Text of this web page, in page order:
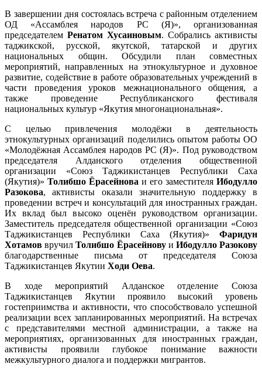
В завершении дня состоялась встреча с районным отделением
ОД «Ассамблея народов РС (Я)», организованная
председателем Ренатом Хусаиновым. Собрались активисты
таджикской, русской, якутской, татарской и других
национальных общин. Обсудили план совместных
мероприятий, направленных на этнокультурное и духовное
развитие, содействие в работе образовательных учреждений в
части проведения уроков межнационального общения, а
также проведение Республиканского фестиваля
национальных культур «Якутия многонациональная».
С целью привлечения молодёжи в деятельность
этнокультурных организаций поделились опытом работы ОО
«Молодёжная Ассамблея народов РС (Я)». Под руководством
председателя Алданского отделения общественной
организации «Союз Таджикистанцев Республики Саха
(Якутия)» Толибшо Ёрасейнова и его заместителя Ибодулло
Разокова, активисты оказали значительную поддержку в
проведении встреч и консультаций для иностранных граждан.
Их вклад был высоко оценён руководством организации.
Заместитель председателя общественной организации «Союз
Таджикистанцев Республики Саха (Якутия)» Фаридун
Хотамов вручилТолибшо Ёрасейновуи Ибодулло Разокову
благодарственные письма от председателя Союза
Таджикистанцев Якутии Ходи Оева.
В ходе мероприятий Алданское отделение Союза
Таджикистанцев Якутии проявило высокий уровень
гостеприимства и активности, что способствовало успешной
реализации всех запланированных мероприятий. На встречах
с представителями местной администрации, а также на
мероприятиях, организованных для иностранных граждан,
активисты проявили глубокое понимание важности
межкультурного диалога и поддержки мигрантов.